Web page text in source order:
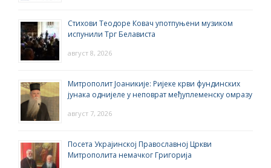
Стихови Теодоре Ковач употпуњени музиком
испунили Трг Белависта
август 8, 2026
Митрополит Јоаникије: Ријеке крви фундинских
јунака однијеле у неповрат међуплеменску омразу
август 7, 2026
Посета Украјинској Православној Цркви
Митрополита немачког Григорија